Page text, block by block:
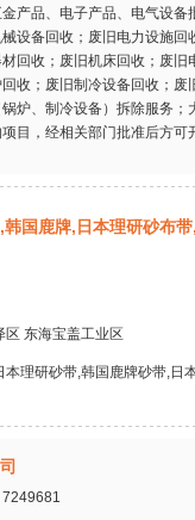
产品、电子产品、电气设备
设备回收；废旧电力设施回
回收；废旧机床回收；废旧
收；废旧制冷设备回收；废
炉、制冷设备）拆除服务；
目，经相关部门批准后方可
国鹿牌,日本理研砂布
区 东海宝盖工业区
理研砂带,韩国鹿牌砂带,日